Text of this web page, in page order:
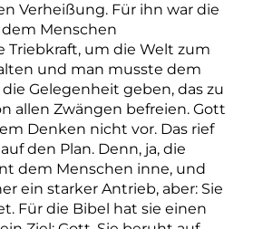
Verheißung. Für ihn war die
Menschen
Triebkraft, um die Welt zum
und man musste dem
Gelegenheit geben, das zu
allen Zwängen befreien. Gott
Denken nicht vor. Das rief
den Plan. Denn, ja, die
dem Menschen inne, und
ein starker Antrieb, aber: Sie
Für die Bibel hat sie einen